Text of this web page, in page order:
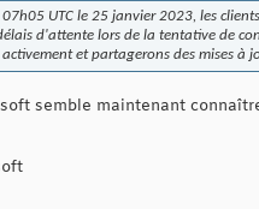
UTC le 25 janvier 2023, les
d'attente lors de la tentative de
et partagerons des mises à
semble maintenant